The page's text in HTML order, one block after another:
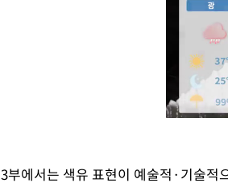
3부에서는 색유 표현이 예술적·기술적